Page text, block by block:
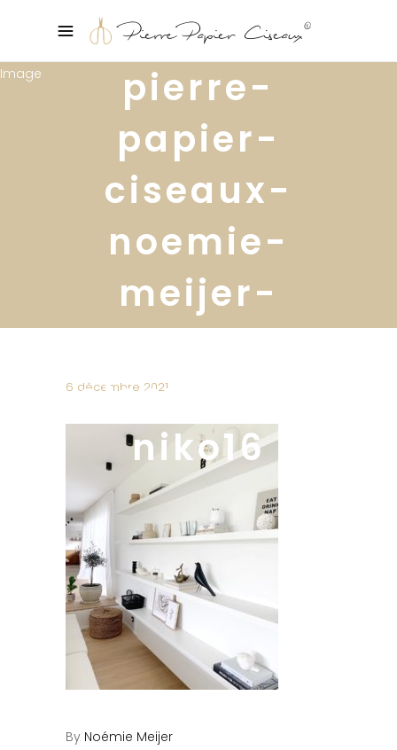
pierre-
papier-
ciseaux-
noemie-
meijer-
conseils-
electricite-
niko16
6 décembre 2021
By Noémie Meijer